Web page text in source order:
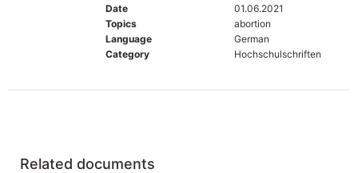
Date
01.06.2021
Topics
abortion
Language
German
Category
Hochschulschriften
Related documents